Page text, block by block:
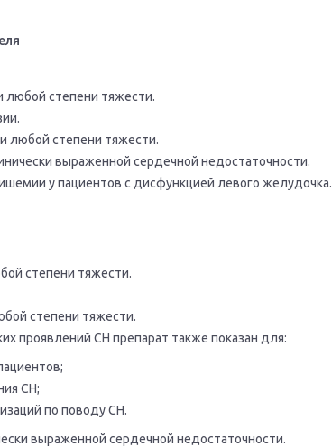
ишемии у пациентов с дисфункцией левого желудочка.
степени тяжести.
степени тяжести.
проявлений СН препарат также показан для:
СН;
по поводу СН.
выраженной сердечной недостаточности.